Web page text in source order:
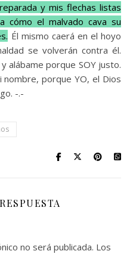
y mis flechas listas
cómo el malvado cava su
Él mismo caerá en el hoyo
se volverán contra él.
alábame porque SOY justo.
nombre, porque YO, el Dios
-.-
no será publicada. Los